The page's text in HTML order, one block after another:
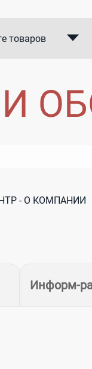
товаров
- О КОМПАНИИ
Информ-